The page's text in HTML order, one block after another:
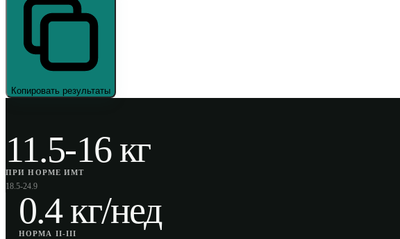
Копировать результаты
11.5-16 кг
ПРИ НОРМЕ ИМТ
18.5-24.9
0.4 кг/нед
НОРМА II-III